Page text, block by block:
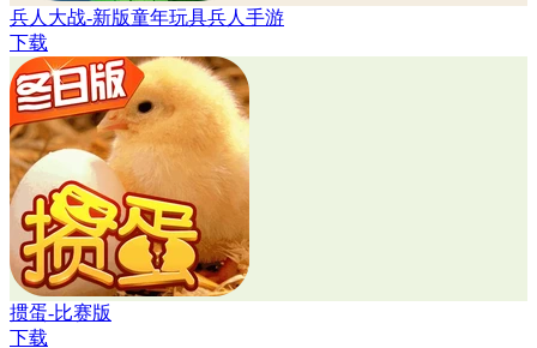
兵人大战-新版童年玩具兵人手游
下载
掼蛋-比赛版
下载